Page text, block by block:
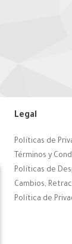
Legal
Políticas de
Términos y
Políticas de
Cambios,
Política de